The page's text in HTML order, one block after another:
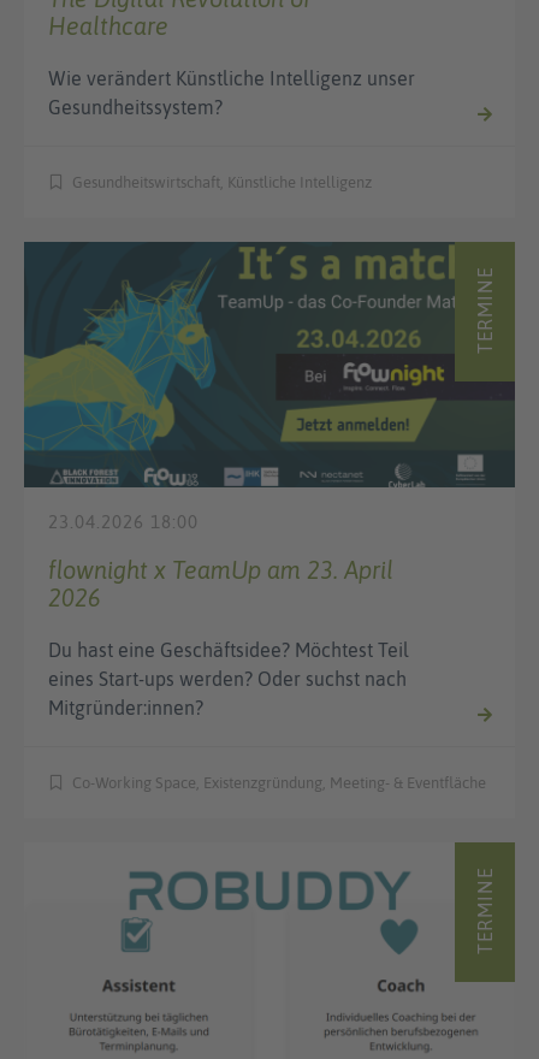
Healthcare
Wie verändert Künstliche Intelligenz unser
Gesundheitssystem?
Gesundheitswirtschaft, Künstliche Intelligenz
TERMINE
23.04.2026 18:00
flownight x TeamUp am 23. April
2026
Du hast eine Geschäftsidee? Möchtest Teil
eines Start-ups werden? Oder suchst nach
Mitgründer:innen?
Co-Working Space, Existenzgründung, Meeting- & Eventfläche
TERMINE